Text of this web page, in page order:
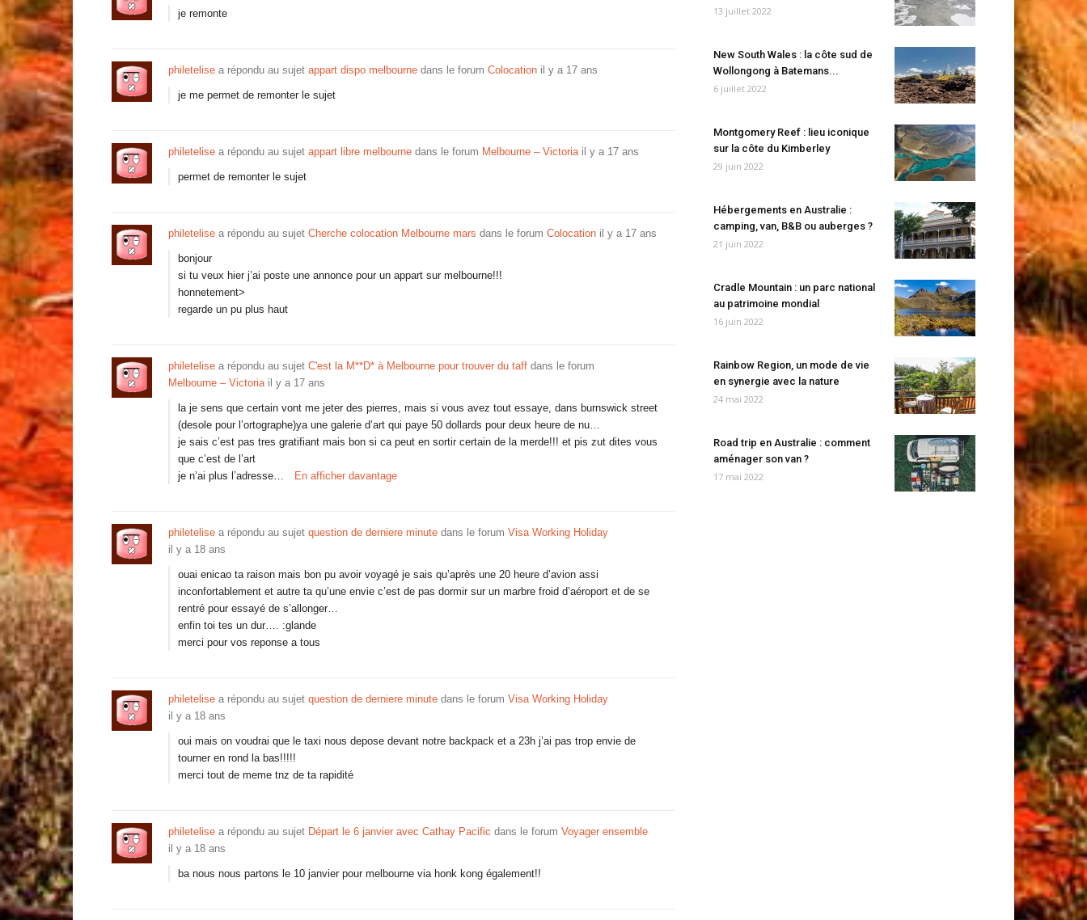
je remonte
philetelise a répondu au sujet appart dispo melbourne dans le forum Colocation il y a 17 ans
je me permet de remonter le sujet
philetelise a répondu au sujet appart libre melbourne dans le forum Melbourne – Victoria il y a 17 ans
permet de remonter le sujet
philetelise a répondu au sujet Cherche colocation Melbourne mars dans le forum Colocation il y a 17 ans
bonjour
si tu veux hier j’ai poste une annonce pour un appart sur melbourne!!!
honnetement>
regarde un pu plus haut
philetelise a répondu au sujet C'est la M**D* à Melbourne pour trouver du taff dans le forum
Melbourne – Victoria il y a 17 ans
la je sens que certain vont me jeter des pierres, mais si vous avez tout essaye, dans burnswick street
(desole pour l’ortographe)ya une galerie d’art qui paye 50 dollards pour deux heure de nu…
je sais c’est pas tres gratifiant mais bon si ca peut en sortir certain de la merde!!! et pis zut dites vous
que c’est de l’art
je n’ai plus l’adresse…
En afficher davantage
philetelise a répondu au sujet question de derniere minute dans le forum Visa Working Holiday
il y a 18 ans
ouai enicao ta raison mais bon pu avoir voyagé je sais qu’après une 20 heure d’avion assi
inconfortablement et autre ta qu’une envie c’est de pas dormir sur un marbre froid d’aéroport et de se
rentré pour essayé de s’allonger…
enfin toi tes un dur…. :glande
merci pour vos reponse a tous
philetelise a répondu au sujet question de derniere minute dans le forum Visa Working Holiday
il y a 18 ans
oui mais on voudrai que le taxi nous depose devant notre backpack et a 23h j’ai pas trop envie de
tourner en rond la bas!!!!!
merci tout de meme tnz de ta rapidité
philetelise a répondu au sujet Départ le 6 janvier avec Cathay Pacific dans le forum Voyager ensemble
il y a 18 ans
ba nous nous partons le 10 janvier pour melbourne via honk kong également!!
13 juillet 2022
New South Wales : la côte sud de
Wollongong à Batemans...
6 juillet 2022
Montgomery Reef : lieu iconique
sur la côte du Kimberley
29 juin 2022
Hébergements en Australie :
camping, van, B&B ou auberges ?
21 juin 2022
Cradle Mountain : un parc national
au patrimoine mondial
16 juin 2022
Rainbow Region, un mode de vie
en synergie avec la nature
24 mai 2022
Road trip en Australie : comment
aménager son van ?
17 mai 2022